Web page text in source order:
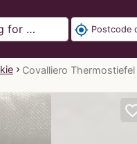
my_location
Covalliero